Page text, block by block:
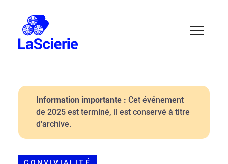
Information importante : Cet événement
de 2025 est terminé, il est conservé à titre
d'archive.